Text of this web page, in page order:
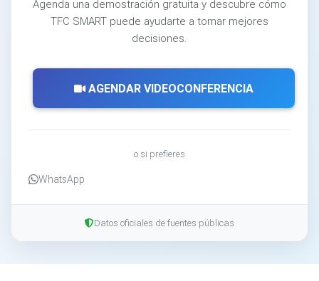
Agenda una demostración gratuita y descubre cómo
TFC SMART puede ayudarte a tomar mejores
decisiones.
AGENDAR VIDEOCONFERENCIA
o si prefieres
WhatsApp
Datos oficiales de fuentes públicas